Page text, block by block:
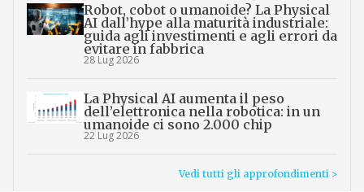
Robot, cobot o umanoide? La Physical
AI dall’hype alla maturità industriale:
guida agli investimenti e agli errori da
evitare in fabbrica
28 Lug 2026
La Physical AI aumenta il peso
dell’elettronica nella robotica: in un
umanoide ci sono 2.000 chip
22 Lug 2026
Vedi tutti gli approfondimenti >